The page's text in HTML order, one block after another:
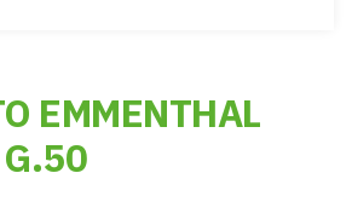
EMMENTHAL